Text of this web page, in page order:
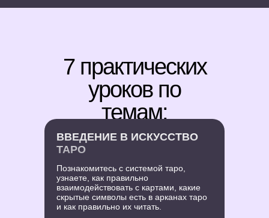
7 практических
уроков по
темам:
Познакомитесь с системой таро,
узнаете, как правильно
взаимодействовать с картами, какие
скрытые символы есть в арканах таро
и как правильно их читать.
ВВЕДЕНИЕ В ИСКУССТВО
ТАРО